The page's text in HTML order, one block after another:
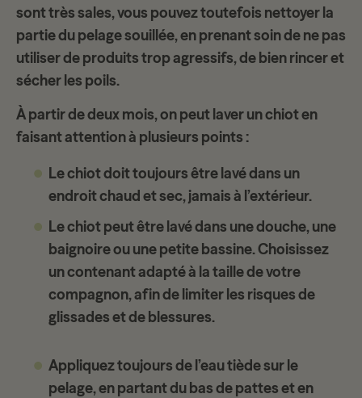
sont très sales, vous pouvez toutefois nettoyer la
partie du pelage souillée, en prenant soin de ne pas
utiliser de produits trop agressifs, de bien rincer et
sécher les poils.
À partir de deux mois, on peut laver un chiot en
faisant attention à plusieurs points :
Le chiot doit toujours être lavé dans un
endroit chaud et sec, jamais à l’extérieur.
Le chiot peut être lavé dans une douche, une
baignoire ou une petite bassine. Choisissez
un contenant adapté à la taille de votre
compagnon, afin de limiter les risques de
glissades et de blessures.
Appliquez toujours de l’eau tiède sur le
pelage, en partant du bas de pattes et en